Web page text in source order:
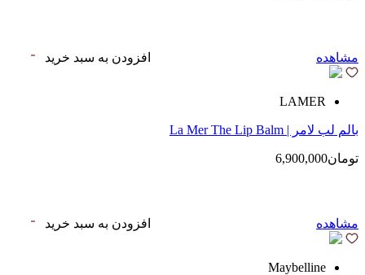
مشاهده افزودن به سبد خرید
LAMER
بالم لب لامر | La Mer The Lip Balm
تومان6,900,000
مشاهده افزودن به سبد خرید
Maybelline